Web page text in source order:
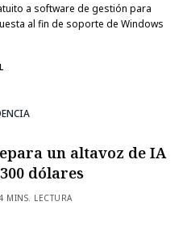
a software de gestión para
al fin de soporte de Windows
un altavoz de IA
dólares
MINS. LECTURA